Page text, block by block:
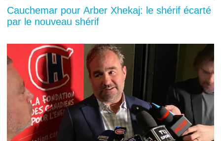
Cauchemar pour Arber Xhekaj: le shérif écarté
par le nouveau shérif